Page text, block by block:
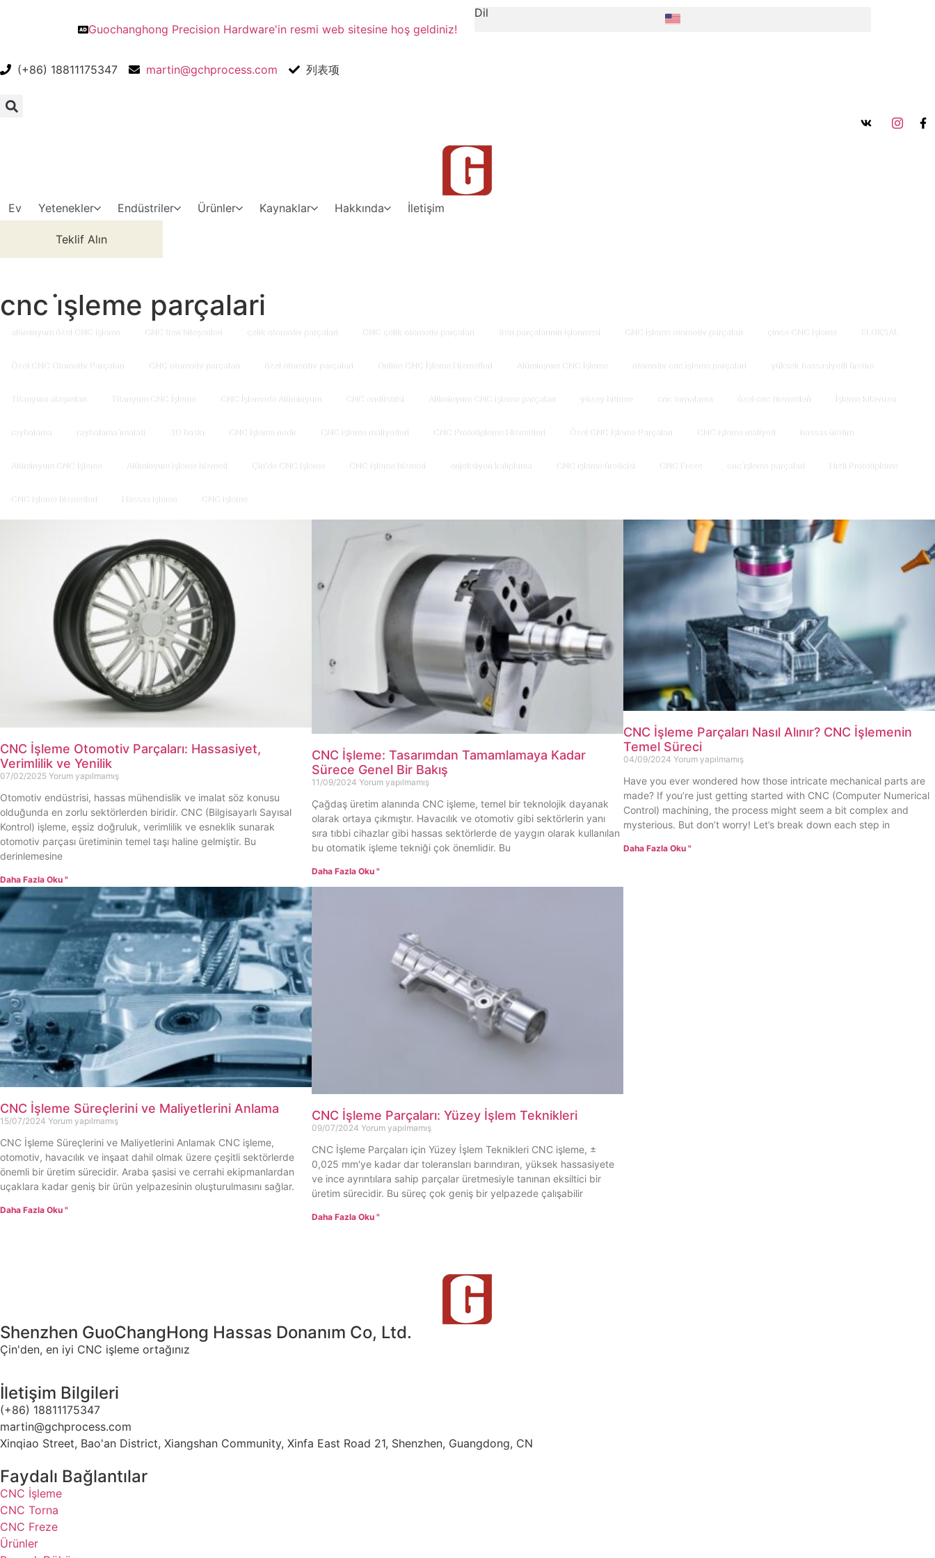
Guochanghong Precision Hardware'in resmi web sitesine hoş geldiniz!
Dil
(+86) 18811175347 martin@gchprocess.com 列表项
Ev Yetenekler Endüstriler Ürünler Kaynaklar Hakkında İletişim
Teklif Alın
cnc i̇şleme parçalari
alüminyum özel CNC işleme CNC fren bileşenleri çeli̇k otomoti̇v parçalari CNC çelik otomotiv parçaları fren parçalarının işlenmesi CNC işleme otomotiv parçaları çince CNC işleme ELOKSAL
Özel CNC Otomotiv Parçaları CNC otomotiv parçaları özel otomoti̇v parçalari Online CNC İşleme Hizmetleri Alüminyum CNC İşleme otomoti̇v cnc i̇şleme parçalari yüksek hassasiyetli üretim
Titanyum alaşımları Titanyum CNC İşleme CNC İşlemede Alüminyum CNC endüstrisi Alüminyum CNC işleme parçaları yüzey bitirme cnc tornalama özel cnc hi̇zmetleri̇ İşleme kılavuzu
raybalama raybalama i̇malati 3D baskı CNC işleme nedir CNC işleme maliyetleri CNC Prototipleme Hizmetleri Özel CNC İşleme Parçaları CNC işleme maliyeti hassas üreti̇m
Alüminyum CNC İşleme Alüminyum işleme hizmeti Çin'de CNC işleme CNC işleme hizmeti enjeksiyon kalıplama CNC işleme üreticisi CNC Freze cnc i̇şleme parçalari Hızlı Prototipleme
CNC işleme hizmetleri Hassas işleme CNC işleme
CNC İşleme Otomotiv Parçaları: Hassasiyet,
Verimlilik ve Yenilik
07/02/2025 Yorum yapılmamış
Otomotiv endüstrisi, hassas mühendislik ve imalat söz konusu
olduğunda en zorlu sektörlerden biridir. CNC (Bilgisayarlı Sayısal
Kontrol) işleme, eşsiz doğruluk, verimlilik ve esneklik sunarak
otomotiv parçası üretiminin temel taşı haline gelmiştir. Bu
derinlemesine
Daha Fazla Oku "
CNC İşleme: Tasarımdan Tamamlamaya Kadar
Sürece Genel Bir Bakış
11/09/2024 Yorum yapılmamış
Çağdaş üretim alanında CNC işleme, temel bir teknolojik dayanak
olarak ortaya çıkmıştır. Havacılık ve otomotiv gibi sektörlerin yanı
sıra tıbbi cihazlar gibi hassas sektörlerde de yaygın olarak kullanılan
bu otomatik işleme tekniği çok önemlidir. Bu
Daha Fazla Oku "
CNC İşleme Parçaları Nasıl Alınır? CNC İşlemenin
Temel Süreci
04/09/2024 Yorum yapılmamış
Have you ever wondered how those intricate mechanical parts are
made? If you’re just getting started with CNC (Computer Numerical
Control) machining, the process might seem a bit complex and
mysterious. But don’t worry! Let’s break down each step in
Daha Fazla Oku "
CNC İşleme Süreçlerini ve Maliyetlerini Anlama
15/07/2024 Yorum yapılmamış
CNC İşleme Süreçlerini ve Maliyetlerini Anlamak CNC işleme,
otomotiv, havacılık ve inşaat dahil olmak üzere çeşitli sektörlerde
önemli bir üretim sürecidir. Araba şasisi ve cerrahi ekipmanlardan
uçaklara kadar geniş bir ürün yelpazesinin oluşturulmasını sağlar.
Daha Fazla Oku "
CNC İşleme Parçaları: Yüzey İşlem Teknikleri
09/07/2024 Yorum yapılmamış
CNC İşleme Parçaları için Yüzey İşlem Teknikleri CNC işleme, ±
0,025 mm'ye kadar dar toleransları barındıran, yüksek hassasiyete
ve ince ayrıntılara sahip parçalar üretmesiyle tanınan eksiltici bir
üretim sürecidir. Bu süreç çok geniş bir yelpazede çalışabilir
Daha Fazla Oku "
Shenzhen GuoChangHong Hassas Donanım Co, Ltd.
Çin'den, en iyi CNC işleme ortağınız
İletişim Bilgileri
(+86) 18811175347
martin@gchprocess.com
Xinqiao Street, Bao'an District, Xiangshan Community, Xinfa East Road 21, Shenzhen, Guangdong, CN
Faydalı Bağlantılar
CNC İşleme
CNC Torna
CNC Freze
Ürünler